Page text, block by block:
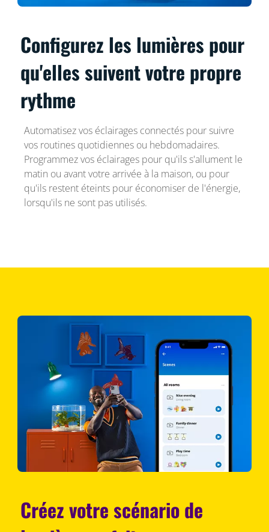
Configurez les lumières pour
qu'elles suivent votre propre
rythme
Automatisez vos éclairages connectés pour suivre
vos routines quotidiennes ou hebdomadaires.
Programmez vos éclairages pour qu'ils s'allument le
matin ou avant votre arrivée à la maison, ou pour
qu'ils restent éteints pour économiser de l'énergie,
lorsqu'ils ne sont pas utilisés.
Créez votre scénario de